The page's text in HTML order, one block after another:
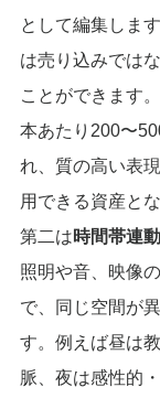
として編集しま
は売り込みでは
ことができます
本あたり200〜
れ、質の高い表
用できる資産とな
第二は時間帯連
照明や音、映像
で、同じ空間が
す。例えば昼は
脈、夜は感性的